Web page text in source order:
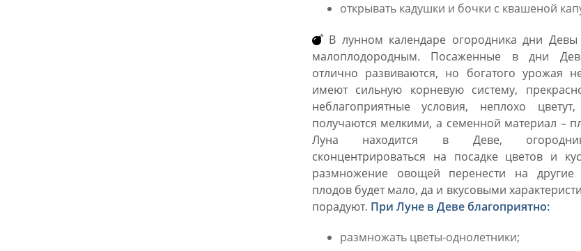
открывать кадушки и бочки с квашеной
В лунном календаре огородника дни Девы
малоплодородным. Посаженные в дни
отлично развиваются, но богатого урожая
имеют сильную корневую систему,
неблагоприятные условия, неплохо
получаются мелкими, а семенной материал –
Луна находится в Деве,
сконцентрироваться на посадке цветов и
размножение овощей перенести на
плодов будет мало, да и вкусовыми
порадуют. При Луне в Деве благоприятно:
размножать цветы-однолетники;